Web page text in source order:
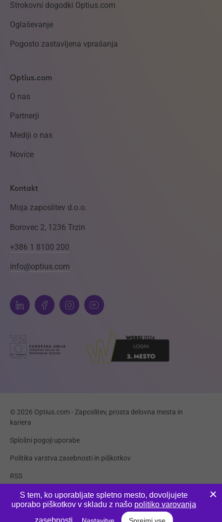
Strokovni dogodki Optius.com
Oglaševanje
Pogosto zastavljena vprašanja
Optius.com
O nas
Partnerji
Mediji o nas
Novice
Kontakt
Moja zaposlitev d.o.o.
Borovec 2, 1236 Trzin
+386 1 8100 200
info@optius.com
© 2026 Optius.com - Zaposlitev, prosta delovna mesta in
kariera
Splošni pogoji uporabe
Politika varstva zasebnosti in piškotkov
RSS
Piškotki
S tem, ko uporabljate spletno mesto, dovoljujete
uporabo piškotkov v skladu z našo politiko varovanja
zasebnosti